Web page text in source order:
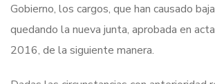
Gobierno, los cargos, que han causado
quedando la nueva junta, aprobada en
2016, de la siguiente manera.